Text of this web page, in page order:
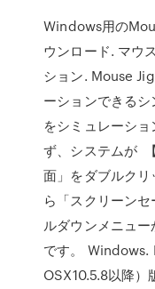
Windows用の
ウンロード. マウ
ション. Mouse
ーションできる
をシミュレーシ
ず、システムが
面」をダブルク
ら「スクリーン
ルダウンメニュ
です。 Windows.
OSX10.5.8以降